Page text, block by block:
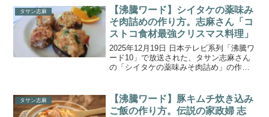
改装プロジェクトが始動！竹筒に入れて
焼くだけシー...
タサン志麻
【沸騰ワード】シイタケの薬味み
そ肉詰めの作り方。志麻さん「コ
ストコ食材最強クリスマス料理」
2025年12月19日 日本テレビ系列「沸騰ワ
ード10」で放送された、タサン志麻さん
の「シイタケの薬味みそ肉詰め」の作り
家政婦志麻さんコストコ料理祭り！アレ
ンジ14連発...
タサン志麻
【沸騰ワード】豚キムチ炊き込み
ご飯の作り方。伝説の家政婦 志